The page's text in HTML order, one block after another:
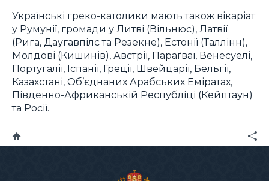
Українські греко-католики мають також вікаріат
у Румунії, громади у Литві (Вільнюс), Латвії
(Рига, Даугавпілс та Резекне), Естонії (Таллінн),
Молдові (Кишинів), Австрії, Параґваї, Венесуелі,
Португалії, Іспанії, Греції, Швейцарії, Бельгії,
Казахстані, Об’єднаних Арабських Еміратах,
Південно-Африканській Республіці (Кейптаун)
та Росії.